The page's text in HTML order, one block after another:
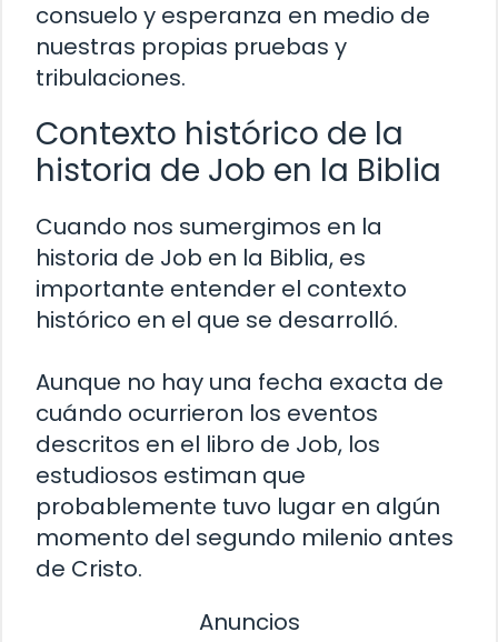
consuelo y esperanza en medio de
nuestras propias pruebas y
tribulaciones.
Contexto histórico de la
historia de Job en la Biblia
Cuando nos sumergimos en la
historia de Job en la Biblia, es
importante entender el contexto
histórico en el que se desarrolló.
Aunque no hay una fecha exacta de
cuándo ocurrieron los eventos
descritos en el libro de Job, los
estudiosos estiman que
probablemente tuvo lugar en algún
momento del segundo milenio antes
de Cristo.
Anuncios